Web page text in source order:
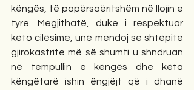
këngës, të papërsaëritshëm në llojin e
tyre. Megjithatë, duke i respektuar
këto cilësime, unë mendoj se shtëpitë
gjirokastrite më së shumti u shndruan
në tempullin e këngës dhe këta
këngëtarë ishin ëngjëjt që i dhanë